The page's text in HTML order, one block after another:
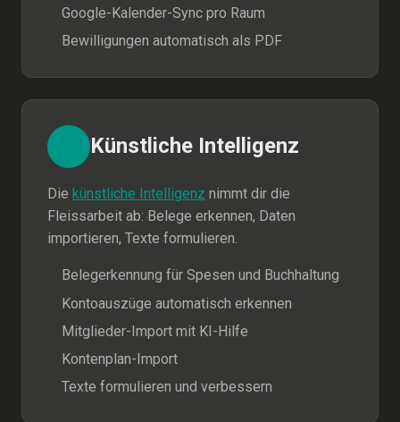
Google-Kalender-Sync pro Raum
Bewilligungen automatisch als PDF
Künstliche Intelligenz
Die künstliche Intelligenz nimmt dir die
Fleissarbeit ab: Belege erkennen, Daten
importieren, Texte formulieren.
Belegerkennung für Spesen und Buchhaltung
Kontoauszüge automatisch erkennen
Mitglieder-Import mit KI-Hilfe
Kontenplan-Import
Texte formulieren und verbessern